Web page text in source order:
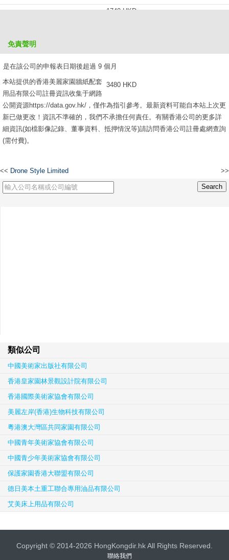
1740 HKD
是在該公司的申報表日期後超過 9 個月
3480 HKD
免責聲明
本站提供的香港美麗家園牆紙配套
用品有限公司註冊資訊收集于網路
公開資源https://data.gov.hk/，僅作為指引參考。最新資料可能自本站上次更
新已做更改！資訊不準確的，我們不承擔任何責任。有關香港公司的更多詳
細資訊(如檔影像記錄、董事資料、抵押情況等)請訪問香港公司註冊處網查詢
(需付費)。
<< Drone Style Limited >>
類似公司
中國美術家出版社有限公司
香港皇家園林景觀設計院有限公司
香港國際美術家協會有限公司
美麗左岸(香港)生物科技有限公司
粵港澳大灣區共同家園有限公司
中國青年美術家協會有限公司
中國青少年美術家協會有限公司
保護家園香港大聯盟有限公司
德日美本土重工聯合專用油品有限公司
艾美床上用品有限公司
Copyright © 2014-2026 HongKongdir.hk All Rights Reserved.
聯絡我們